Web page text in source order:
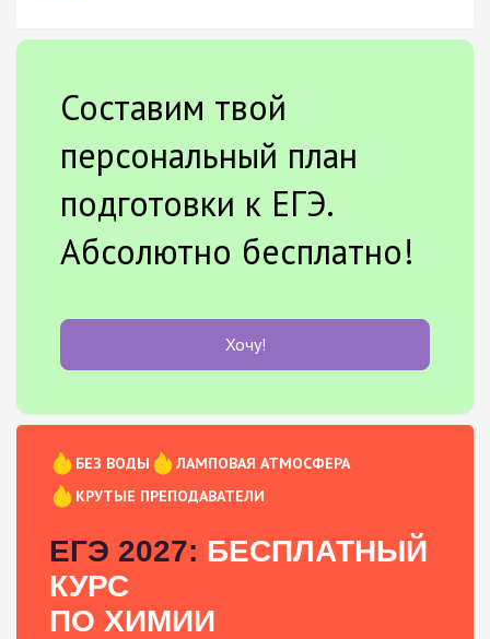
Составим твой
персональный план
подготовки к ЕГЭ.
Абсолютно бесплатно!
Хочу!
БЕЗ ВОДЫ
ЛАМПОВАЯ АТМОСФЕРА
КРУТЫЕ ПРЕПОДАВАТЕЛИ
ЕГЭ 2027: БЕСПЛАТНЫЙ
КУРС
ПО ХИМИИ